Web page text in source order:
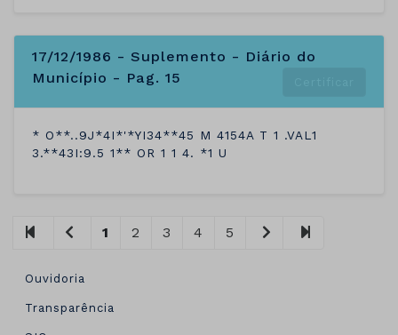
17/12/1986 - Suplemento - Diário do
Município - Pag. 15
* O**..9J*4I*'*YI34**45 M 4154A T 1 .VAL1
3.**43I:9.5 1** OR 1 1 4. *1 U
1 2 3 4 5
Ouvidoria
Transparência